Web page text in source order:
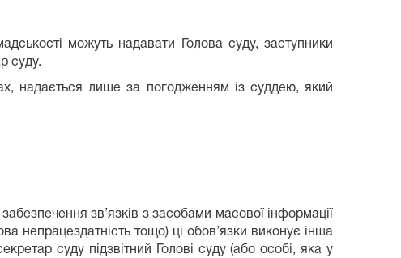
можуть надавати Голова суду, заступники
суду.
надається лише за погодженням із суддею, який
зв’язків з засобами масової інформації
непрацездатність тощо) ці обов’язки виконує інша
суду підзвітний Голові суду (або особі, яка у